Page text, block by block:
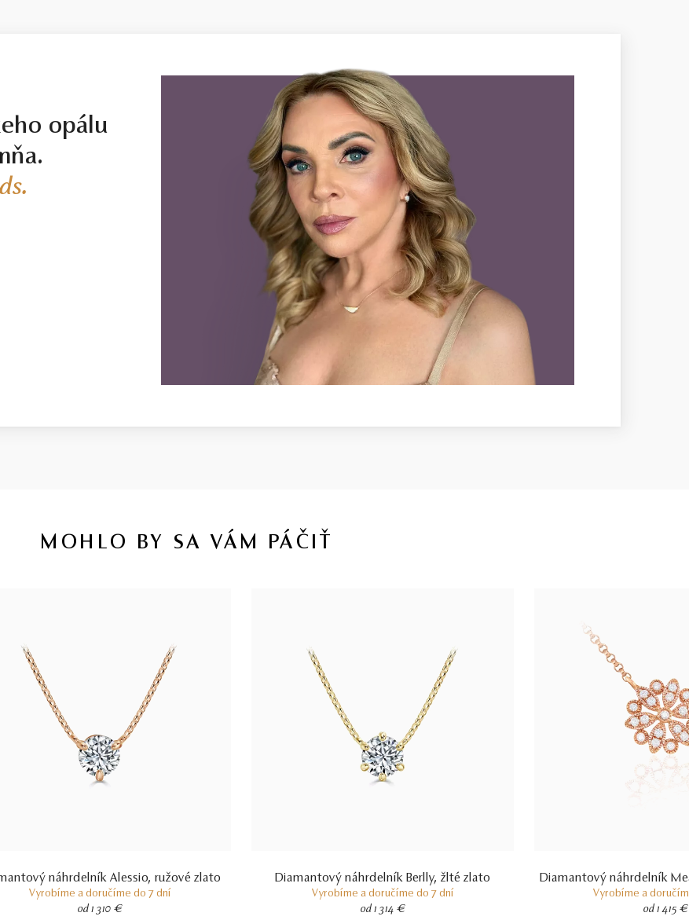
opálu
MOHLO BY SA VÁM PÁČIŤ
náhrdelník Alessio, ružové zlato
Vyrobíme a doručíme do 7 dní
od 1 310 €
Diamantový náhrdelník Berlly, žlté zlato
Vyrobíme a doručíme do 7 dní
od 1 314 €
Diamantový náhrdelník
Vyrobíme a
od 1 415 €